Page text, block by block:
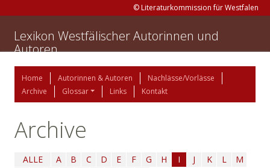
© Literaturkommission für Westfalen
Lexikon Westfälischer Autorinnen und
Autoren
Home Autorinnen & Autoren
Nachlässe/Vorlässe
Archive
Glossar Links Kontakt
Archive
ALLE A B C D E F G H I J K L
M